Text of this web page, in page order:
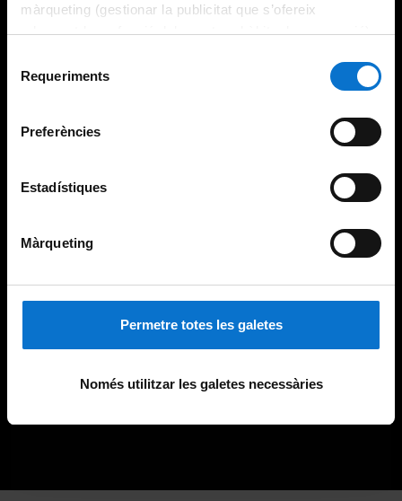
màrqueting (gestionar la publicitat que s’ofereix
adequant-la en funció dels vostres hàbits de navegació).
consultar laPolítica de galetes del lloc web de la
Requeriments
Preferències
Estadístiques
Màrqueting
Permetre totes les galetes
Només utilitzar les galetes necessàries